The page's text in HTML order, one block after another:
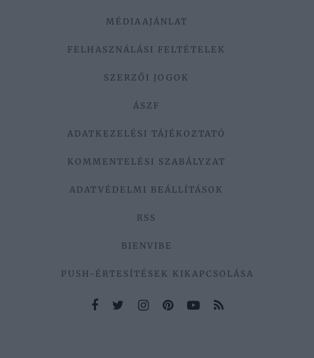
MÉDIAAJÁNLAT
FELHASZNÁLÁSI FELTÉTELEK
SZERZŐI JOGOK
ÁSZF
ADATKEZELÉSI TÁJÉKOZTATÓ
KOMMENTELÉSI SZABÁLYZAT
ADATVÉDELMI BEÁLLÍTÁSOK
RSS
BIENVIBE
PUSH-ÉRTESÍTÉSEK KIKAPCSOLÁSA